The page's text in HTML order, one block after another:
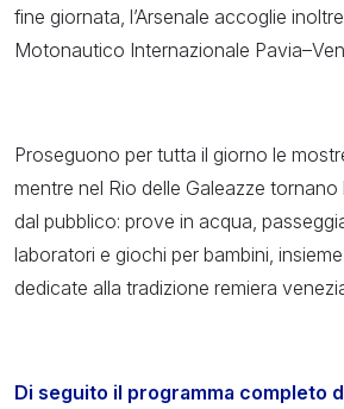
fine giornata, l’Arsenale accoglie
Motonautico Internazionale
Proseguono per tutta il giorno le
mentre nel Rio delle Galeazze
dal pubblico: prove in acqua,
laboratori e giochi per bambini,
dedicate alla tradizione remiera
Di seguito il programma completo